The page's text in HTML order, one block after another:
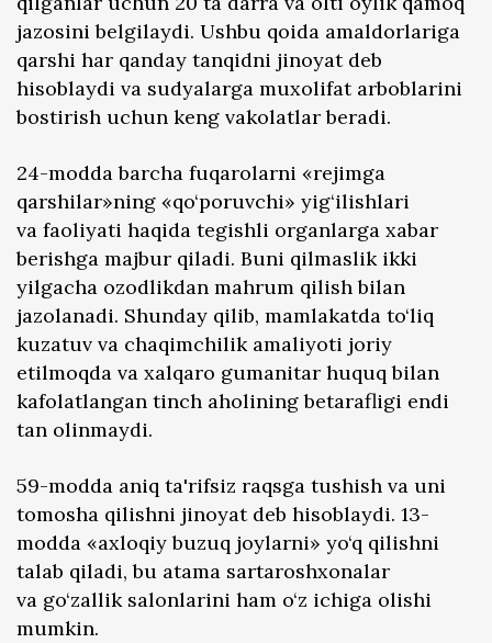
jazosini belgilaydi. Ushbu qoida amaldorlariga
qarshi har qanday tanqidni jinoyat deb
hisoblaydi va sudyalarga muxolifat arboblarini
bostirish uchun keng vakolatlar beradi.
24-modda barcha fuqarolarni «rejimga
qarshilar»ning «qo‘poruvchi» yig‘ilishlari
va faoliyati haqida tegishli organlarga xabar
berishga majbur qiladi. Buni qilmaslik ikki
yilgacha ozodlikdan mahrum qilish bilan
jazolanadi. Shunday qilib, mamlakatda to‘liq
kuzatuv va chaqimchilik amaliyoti joriy
etilmoqda va xalqaro gumanitar huquq bilan
kafolatlangan tinch aholining betarafligi endi
tan olinmaydi.
59-modda aniq ta'rifsiz raqsga tushish va uni
tomosha qilishni jinoyat deb hisoblaydi. 13-
modda «axloqiy buzuq joylarni» yo‘q qilishni
talab qiladi, bu atama sartaroshxonalar
va go‘zallik salonlarini ham o‘z ichiga olishi
mumkin.